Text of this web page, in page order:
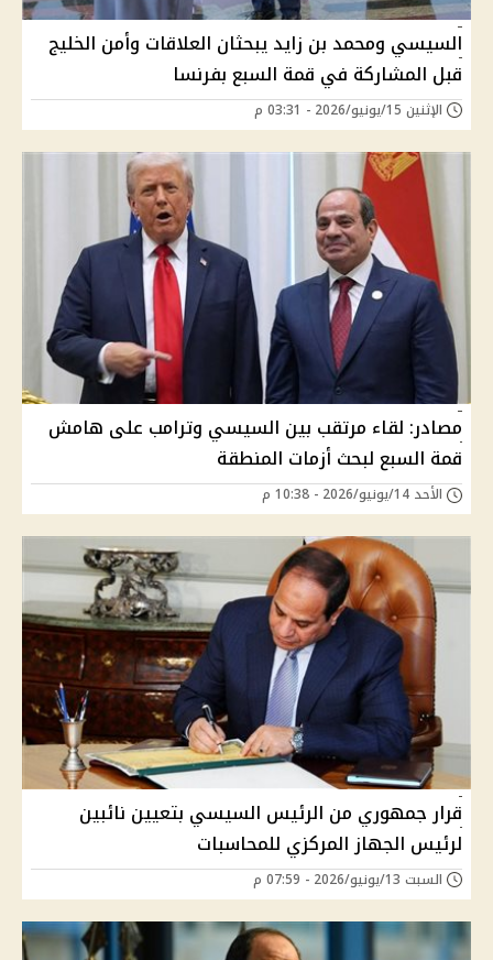
السيسي ومحمد بن زايد يبحثان العلاقات وأمن الخليج
قبل المشاركة في قمة السبع بفرنسا
الإثنين 15/يونيو/2026 - 03:31 م
مصادر: لقاء مرتقب بين السيسي وترامب على هامش
قمة السبع لبحث أزمات المنطقة
الأحد 14/يونيو/2026 - 10:38 م
قرار جمهوري من الرئيس السيسي بتعيين نائبين
لرئيس الجهاز المركزي للمحاسبات
السبت 13/يونيو/2026 - 07:59 م